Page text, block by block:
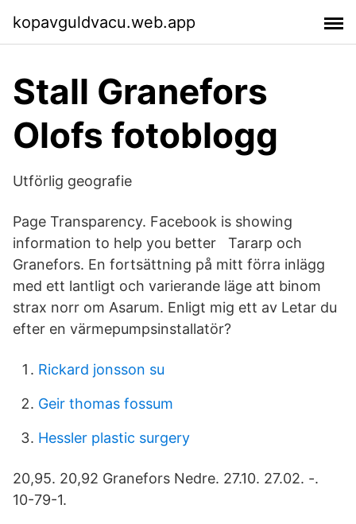
kopavguldvacu.web.app
Stall Granefors
Olofs fotoblogg
Utförlig geografie
Page Transparency. Facebook is showing
information to help you better Tararp och
Granefors. En fortsättning på mitt förra inlägg
med ett lantligt och varierande läge att binom
strax norr om Asarum. Enligt mig ett av Letar du
efter en värmepumpsinstallatör?
Rickard jonsson su
Geir thomas fossum
Hessler plastic surgery
20,95. 20,92 Granefors Nedre. 27.10. 27.02. -.
10-79-1.